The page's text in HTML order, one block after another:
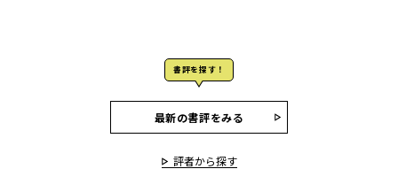
書評を探す！
最新の書評をみる
評者から探す